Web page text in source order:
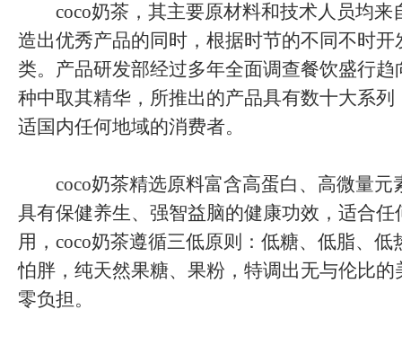
coco奶茶，其主要原材料和技术人员均来
造出优秀产品的同时，根据时节的不同不时开
类。产品研发部经过多年全面调查餐饮盛行
种中取其精华，所推出的产品具有数十大系列
适国内任何地域的消费者。
coco奶茶精选原料富含高蛋白、高微量元
具有保健养生、强智益脑的健康功效，适合任
用，coco奶茶遵循三低原则：低糖、低脂、低
怕胖，纯天然果糖、果粉，特调出无与伦比的
零负担。